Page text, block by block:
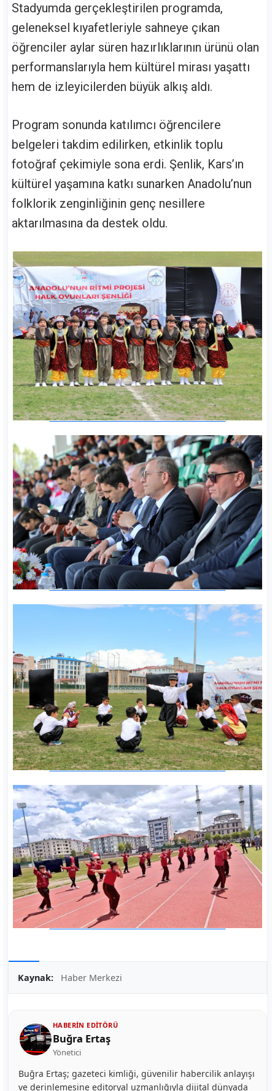
Stadyumda gerçekleştirilen programda,
geleneksel kıyafetleriyle sahneye çıkan
öğrenciler aylar süren hazırlıklarının ürünü olan
performanslarıyla hem kültürel mirası yaşattı
hem de izleyicilerden büyük alkış aldı.
Program sonunda katılımcı öğrencilere
belgeleri takdim edilirken, etkinlik toplu
fotoğraf çekimiyle sona erdi. Şenlik, Kars’ın
kültürel yaşamına katkı sunarken Anadolu’nun
folklorik zenginliğinin genç nesillere
aktarılmasına da destek oldu.
Kaynak: Haber Merkezi
HABERIN EDITÖRÜ
Buğra Ertaş
Yönetici
Buğra Ertaş; gazeteci kimliği, güvenilir habercilik anlayışı
ve derinlemesine editoryal uzmanlığıyla dijital dünyada